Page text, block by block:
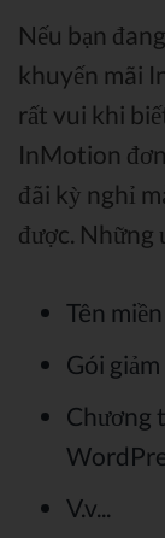
Nếu bạn
khuyến mãi
rất vui khi
InMotion
đãi kỳ nghỉ
được. Những
Tên
Gói
Chương
V.v...